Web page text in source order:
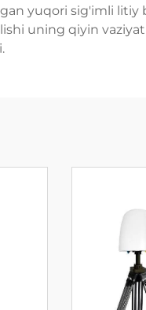
yuqori sig'imli litiy
uning qiyin